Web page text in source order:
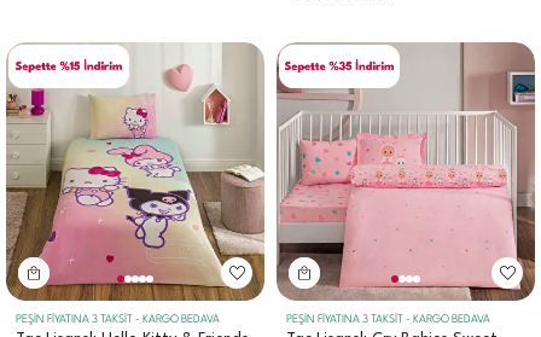
PEŞİN FİYATINA 3 TAKSİT - KARGO BEDAVA PEŞİN FİYATINA 3 TAKSİT - KARGO BEDAVA